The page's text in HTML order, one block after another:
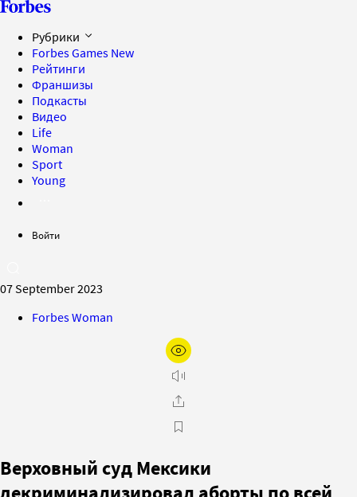
Рубрики
Forbes Games New
Рейтинги
Франшизы
Подкасты
Видео
Life
Woman
Sport
Young
Войти
07 September 2023
Forbes Woman
Верховный суд Мексики